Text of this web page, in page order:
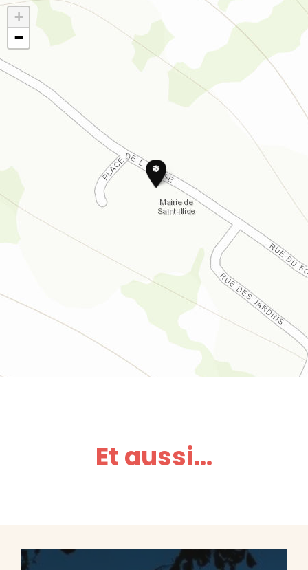
+
−
Et aussi...